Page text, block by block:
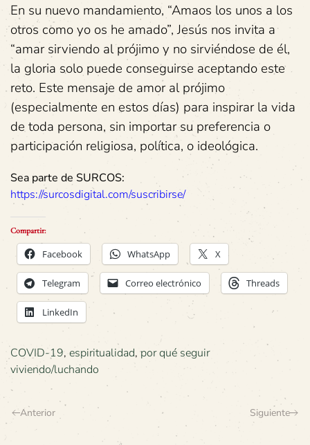
En su nuevo mandamiento, “Amaos los unos a los
otros como yo os he amado”, Jesús nos invita a
“amar sirviendo al prójimo y no sirviéndose de él,
la gloria solo puede conseguirse aceptando este
reto. Este mensaje de amor al prójimo
(especialmente en estos días) para inspirar la vida
de toda persona, sin importar su preferencia o
participación religiosa, política, o ideológica.
Sea parte de SURCOS:
https://surcosdigital.com/suscribirse/
Compartir:
Facebook WhatsApp X
Telegram Correo electrónico Threads
LinkedIn
COVID-19, espiritualidad,por qué seguir
viviendo/luchando
Anterior Siguiente